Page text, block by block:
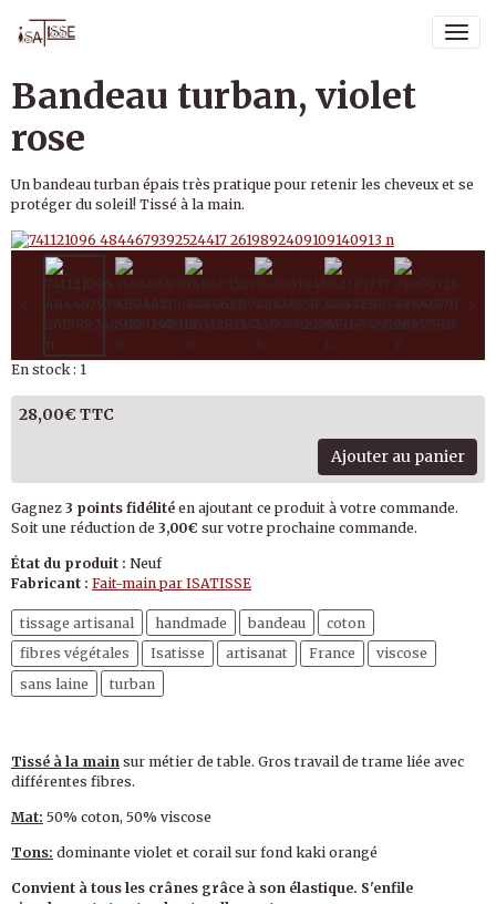
Bandeau turban, violet
rose
Un bandeau turban épais très pratique pour retenir les cheveux et se
protéger du soleil! Tissé à la main.
En stock : 1
28,00€ TTC
Ajouter au panier
Gagnez 3 points fidélité en ajoutant ce produit à votre commande.
Soit une réduction de 3,00€ sur votre prochaine commande.
État du produit : Neuf
Fabricant : Fait-main par ISATISSE
tissage artisanal handmade bandeau
coton
fibres végétales
Isatisse artisanat France
viscose
sans laine
turban
Tissé à la main sur métier de table. Gros travail de trame liée avec
différentes fibres.
Mat: 50% coton, 50% viscose
Tons: dominante violet et corail sur fond kaki orangé
Convient à tous les crânes grâce à son élastique. S'enfile